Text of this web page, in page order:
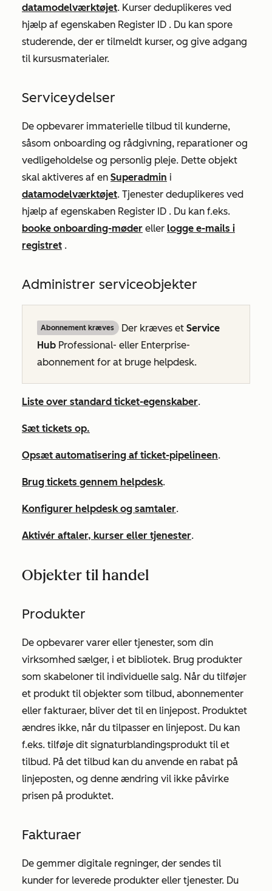
datamodelværktøjet. Kurser deduplikeres ved
hjælp af egenskaben Register ID . Du kan spore
studerende, der er tilmeldt kurser, og give adgang
til kursusmaterialer.
Serviceydelser
De opbevarer immaterielle tilbud til kunderne,
såsom onboarding og rådgivning, reparationer og
vedligeholdelse og personlig pleje. Dette objekt
skal aktiveres af en Superadmin i
datamodelværktøjet. Tjenester deduplikeres ved
hjælp af egenskaben Register ID . Du kan f.eks.
booke onboarding-møder eller logge e-mails i
registret .
Administrer serviceobjekter
Abonnement kræves Der kræves et Service
Hub Professional- eller Enterprise-
abonnement for at bruge helpdesk.
Liste over standard ticket-egenskaber.
Sæt tickets op.
Opsæt automatisering af ticket-pipelineen.
Brug tickets gennem helpdesk.
Konfigurer helpdesk og samtaler.
Aktivér aftaler, kurser eller tjenester.
Objekter til handel
Produkter
De opbevarer varer eller tjenester, som din
virksomhed sælger, i et bibliotek. Brug produkter
som skabeloner til individuelle salg. Når du tilføjer
et produkt til objekter som tilbud, abonnementer
eller fakturaer, bliver det til en linjepost. Produktet
ændres ikke, når du tilpasser en linjepost. Du kan
f.eks. tilføje dit signaturblandingsprodukt til et
tilbud. På det tilbud kan du anvende en rabat på
linjeposten, og denne ændring vil ikke påvirke
prisen på produktet.
Fakturaer
De gemmer digitale regninger, der sendes til
kunder for leverede produkter eller tjenester. Du